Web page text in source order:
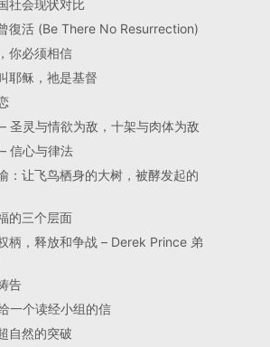
社会现状对比
復活 (Be There No Resurrection)
你必须相信
耶稣，祂是基督
圣灵与情欲为敌，十架与肉体为敌
信心与律法
：让飞鸟栖身的大树，被酵发起的
的三个层面
柄，释放和争战 – Derek Prince 弟
告
一个读经小组的信
自然的突破